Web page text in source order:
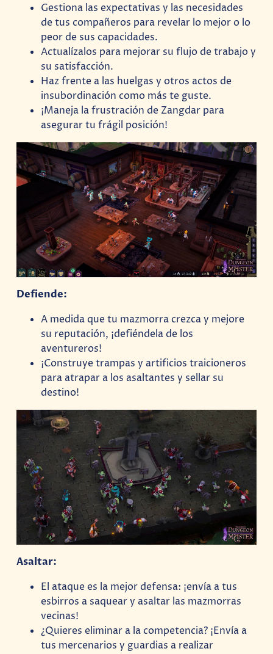
Gestiona las expectativas y las necesidades
de tus compañeros para revelar lo mejor o lo
peor de sus capacidades.
Actualízalos para mejorar su flujo de trabajo y
su satisfacción.
Haz frente a las huelgas y otros actos de
insubordinación como más te guste.
¡Maneja la frustración de Zangdar para
asegurar tu frágil posición!
Defiende:
A medida que tu mazmorra crezca y mejore
su reputación, ¡defiéndela de los
aventureros!
¡Construye trampas y artificios traicioneros
para atrapar a los asaltantes y sellar su
destino!
Asaltar:
El ataque es la mejor defensa: ¡envía a tus
esbirros a saquear y asaltar las mazmorras
vecinas!
¿Quieres eliminar a la competencia? ¡Envía a
tus mercenarios y guardias a realizar